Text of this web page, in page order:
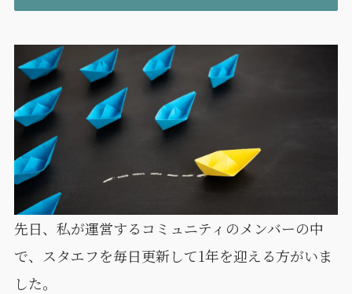
先日、私が運営するコミュニティのメンバーの中
で、スタエフを毎日更新して1年を迎える方がいま
した。